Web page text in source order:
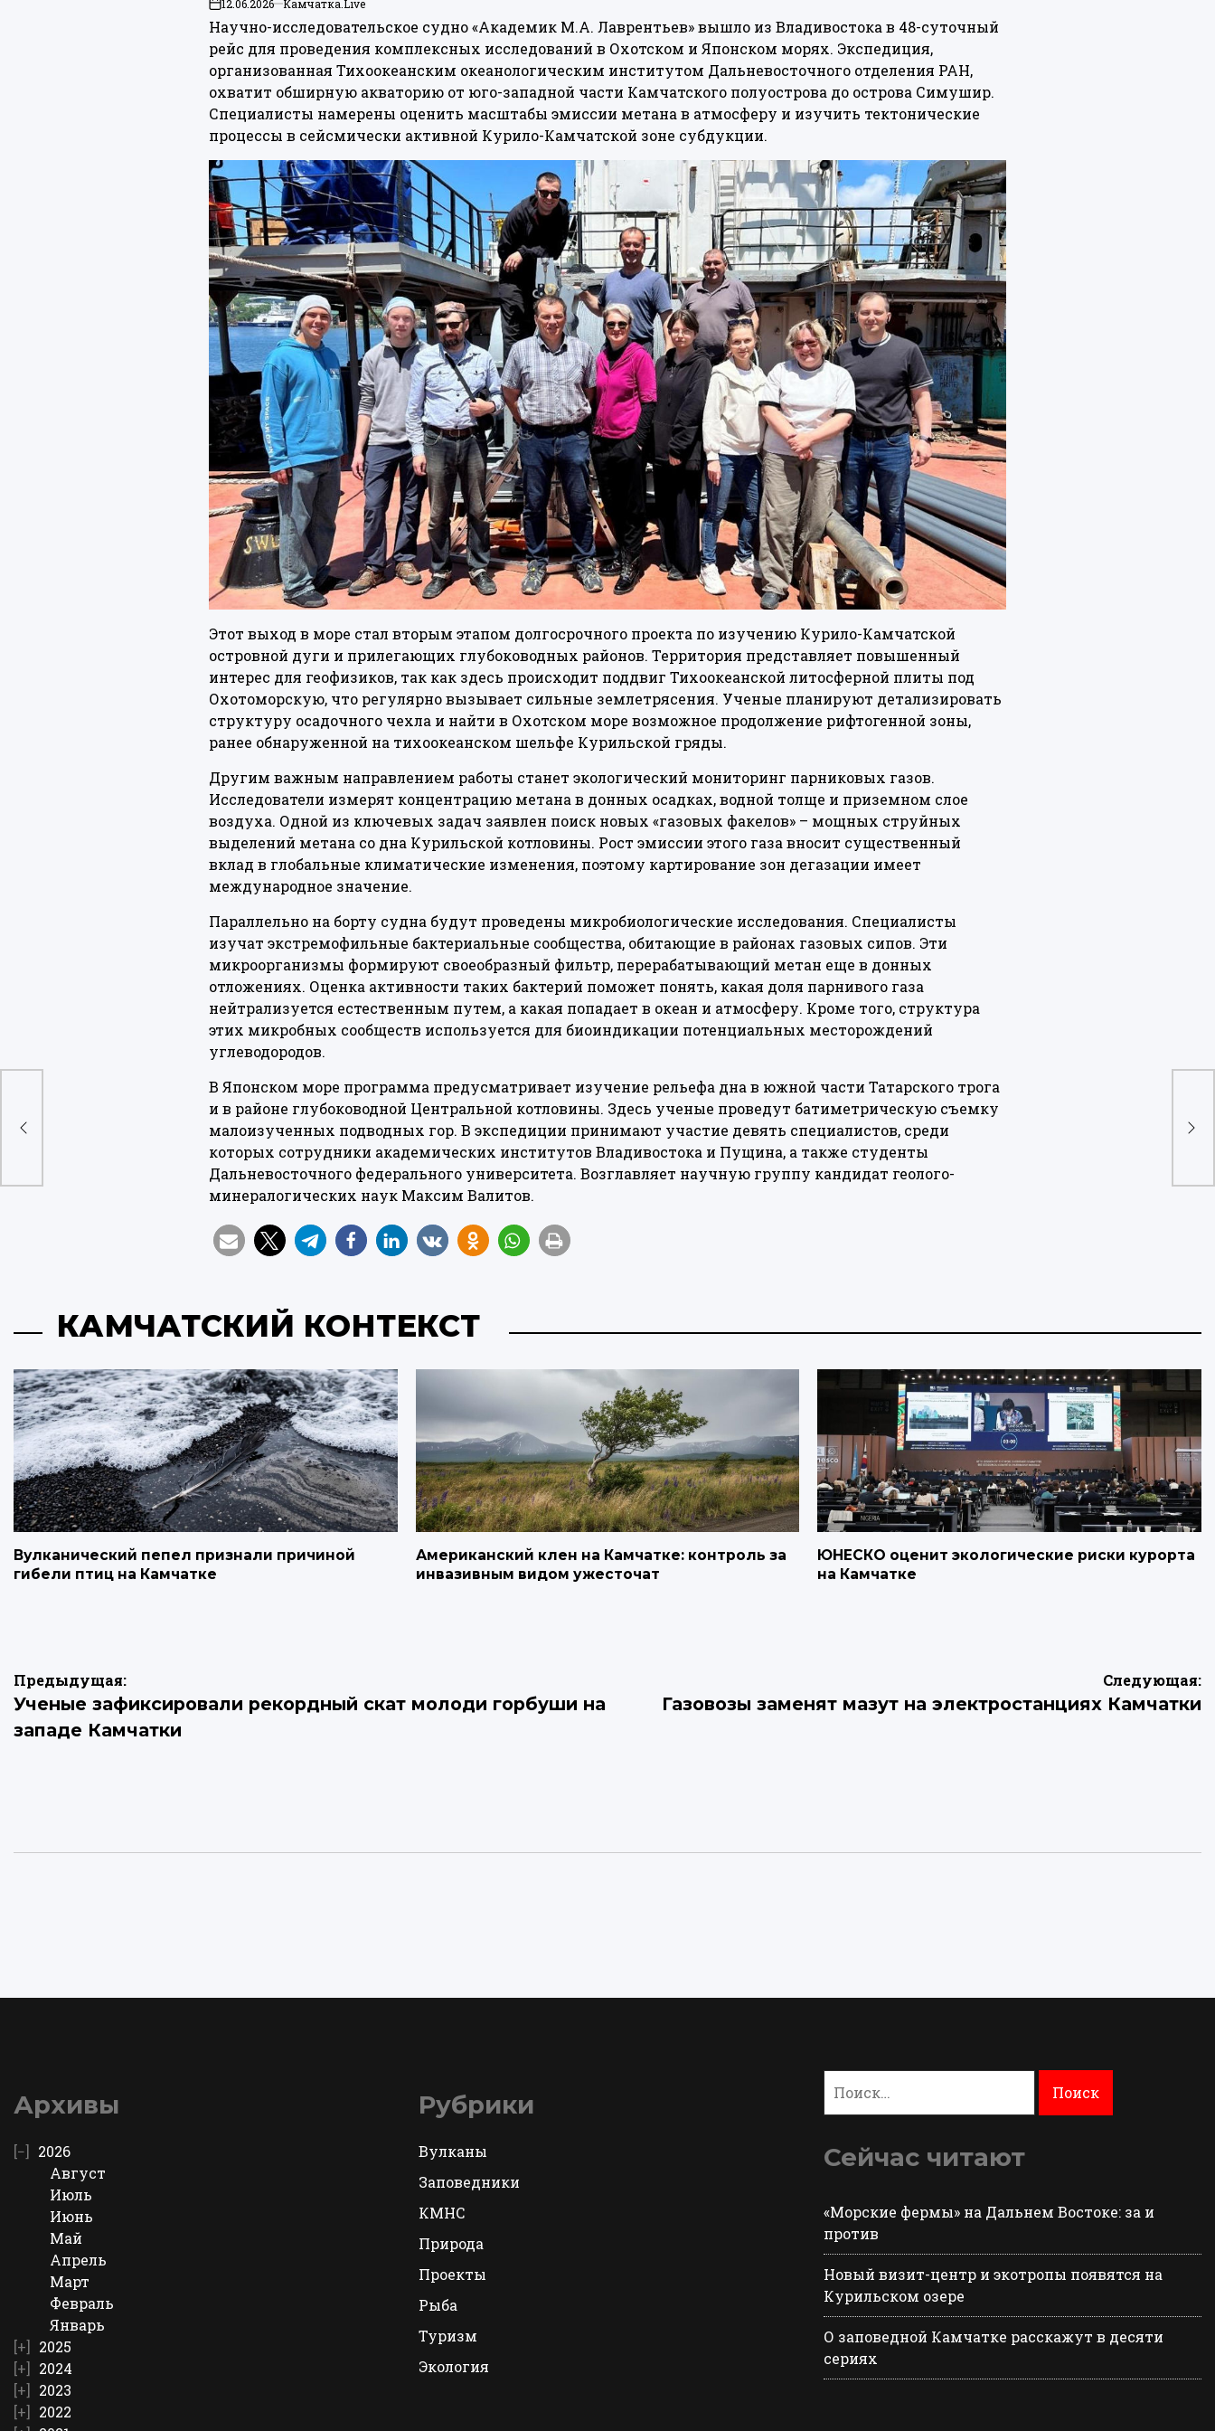
on12.06.2026 Камчатка.Live
Научно-исследовательское судно «Академик М.А. Лаврентьев» вышло из Владивостока в 48-суточный
рейс для проведения комплексных исследований в Охотском и Японском морях. Экспедиция,
организованная Тихоокеанским океанологическим институтом Дальневосточного отделения РАН,
охватит обширную акваторию от юго-западной части Камчатского полуострова до острова Симушир.
Специалисты намерены оценить масштабы эмиссии метана в атмосферу и изучить тектонические
процессы в сейсмически активной Курило-Камчатской зоне субдукции.
Этот выход в море стал вторым этапом долгосрочного проекта по изучению Курило-Камчатской
островной дуги и прилегающих глубоководных районов. Территория представляет повышенный
интерес для геофизиков, так как здесь происходит поддвиг Тихоокеанской литосферной плиты под
Охотоморскую, что регулярно вызывает сильные землетрясения. Ученые планируют детализировать
структуру осадочного чехла и найти в Охотском море возможное продолжение рифтогенной зоны,
ранее обнаруженной на тихоокеанском шельфе Курильской гряды.
Другим важным направлением работы станет экологический мониторинг парниковых газов.
Исследователи измерят концентрацию метана в донных осадках, водной толще и приземном слое
воздуха. Одной из ключевых задач заявлен поиск новых «газовых факелов» – мощных струйных
выделений метана со дна Курильской котловины. Рост эмиссии этого газа вносит существенный
вклад в глобальные климатические изменения, поэтому картирование зон дегазации имеет
международное значение.
Параллельно на борту судна будут проведены микробиологические исследования. Специалисты
изучат экстремофильные бактериальные сообщества, обитающие в районах газовых сипов. Эти
микроорганизмы формируют своеобразный фильтр, перерабатывающий метан еще в донных
отложениях. Оценка активности таких бактерий поможет понять, какая доля парнивого газа
нейтрализуется естественным путем, а какая попадает в океан и атмосферу. Кроме того, структура
этих микробных сообществ используется для биоиндикации потенциальных месторождений
углеводородов.
В Японском море программа предусматривает изучение рельефа дна в южной части Татарского трога
и в районе глубоководной Центральной котловины. Здесь ученые проведут батиметрическую съемку
малоизученных подводных гор. В экспедиции принимают участие девять специалистов, среди
которых сотрудники академических институтов Владивостока и Пущина, а также студенты
Дальневосточного федерального университета. Возглавляет научную группу кандидат геолого-
минералогических наук Максим Валитов.
КАМЧАТСКИЙ КОНТЕКСТ
Вулканический пепел признали причиной
гибели птиц на Камчатке
Американский клен на Камчатке: контроль за
инвазивным видом ужесточат
ЮНЕСКО оценит экологические риски курорта
на Камчатке
Навигация
по
записям
Предыдущая:
Ученые зафиксировали рекордный скат молоди горбуши на
западе Камчатки
Следующая:
Газовозы заменят мазут на электростанциях Камчатки
Архивы
2026
Август
Июль
Июнь
Май
Апрель
Март
Февраль
Январь
2025
2024
2023
2022
Рубрики
Вулканы
Заповедники
КМНС
Природа
Проекты
Рыба
Туризм
Экология
Сейчас читают
«Морские фермы» на Дальнем Востоке: за и
против
Новый визит-центр и экотропы появятся на
Курильском озере
О заповедной Камчатке расскажут в десяти
сериях